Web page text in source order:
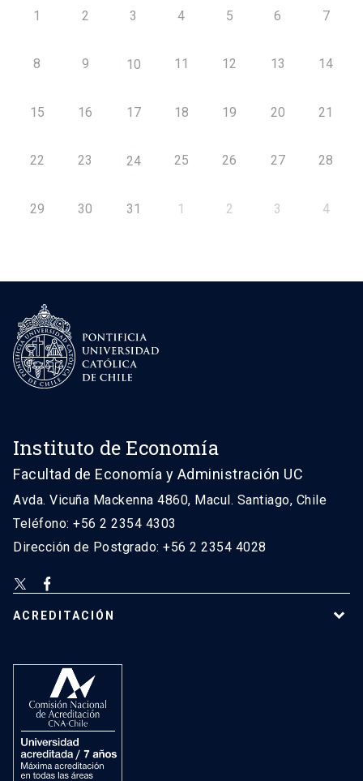
1 2 3 4 5 6 7
8 9 10 11 12 13 14
15 16 17 18 19 20 21
22 23 24 25 26 27 28
29 30 31 1 2 3 4
Instituto de Economía
Facultad de Economía y Administración UC
Avda. Vicuña Mackenna 4860, Macul. Santiago, Chile
Teléfono: +56 2 2354 4303
Dirección de Postgrado: +56 2 2354 4028
ACREDITACIÓN